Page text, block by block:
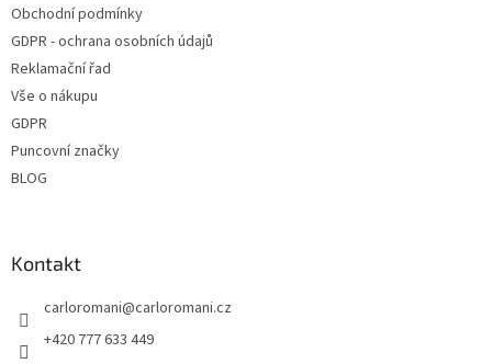
Obchodní podmínky
GDPR - ochrana osobních údajů
Reklamační řad
Vše o nákupu
GDPR
Puncovní značky
BLOG
Kontakt
carloromani@carloromani.cz
+420 777 633 449